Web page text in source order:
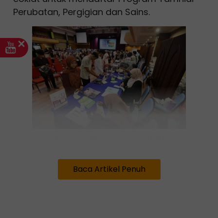
Perubatan, Pergigian dan Sains.
Sesi Akademik 1015/2026
Baca Artikel Penuh